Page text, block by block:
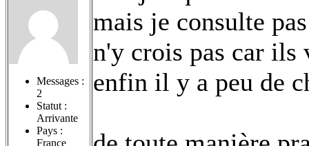
Messages :
2
Statut :
Arrivante
Pays :
France
mais je consulte
n'y crois pas car
enfin il y a peu de